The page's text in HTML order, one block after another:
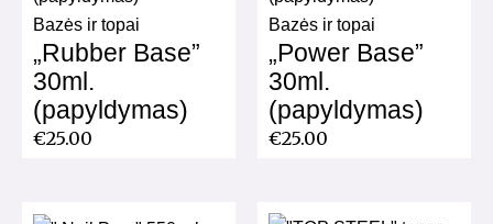
Bazės ir topai
„Rubber Base”
30ml.
(papyldymas)
€25.00
Bazės ir topai
„Power Base”
30ml.
(papyldymas)
€25.00